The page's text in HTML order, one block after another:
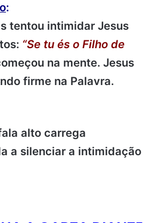
:
tentou intimidar Jesus
“Se tu és o Filho de
na mente. Jesus
firme na Palavra.
alto carrega
a silenciar a intimidação